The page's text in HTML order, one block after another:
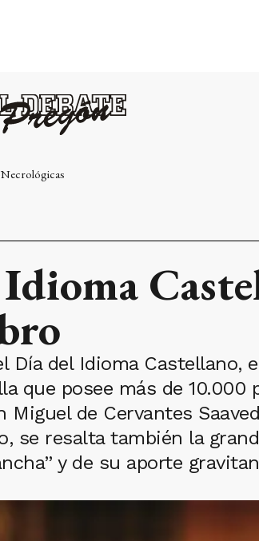
Necrológicas
Día del Idioma Castellano,
que posee más de 10.000
Miguel de Cervantes
se resalta también la
y de su aporte